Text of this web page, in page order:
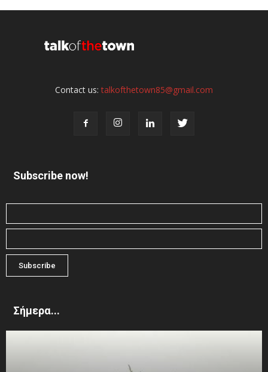
Contact us:talkofthetown85@gmail.com
Subscribe now!
Σήμερα...